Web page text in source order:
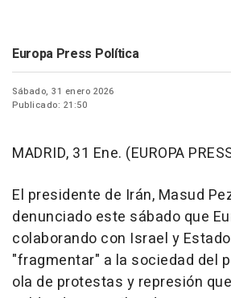
Europa Press Política
Sábado, 31 enero 2026
Publicado: 21:50
MADRID, 31 Ene. (EUROPA
El presidente de Irán, Masud
denunciado este sábado que
colaborando con Israel y
"fragmentar" a la sociedad del
ola de protestas y represión